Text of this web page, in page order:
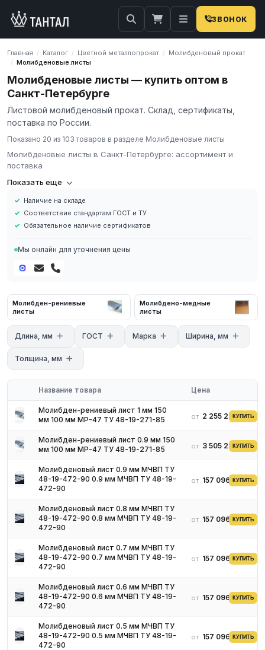
ЗВОНОК
Главная / Каталог / Цветной металлопрокат / Молибденовый прокат
/ Молибденовые листы
Молибденовые листы — купить оптом в
Санкт-Петербурге
Листовой молибденовый прокат. Склад, сертификаты,
поставка по России.
Показано 20 из 103 товаров в разделе Молибденовые листы
Молибденовые листы в Санкт-Петербурге: ассортимент и
поставка
Молибденовые листы: ассортимент и поставка
тепловых экранов вакуумных печей, отражателей, диафрагм и
плоских заготовок под механическую и лазерную обработку.
Стандарт **ГОСТ 18907-73**.
ГК «Тантал» поставляет молибденовые листы со склада. Марки
молибден-рениевые листы (повышенная пластичность),
Технические характеристики
- Марки: МЧ, МЧВП, М-5, М-7, М-10, МД40
- Стандарт: ГОСТ 18907-73
- Температура эксплуатации: в защитной атмосфере/
вакууме до 1800–2000 °C
Применение
- Тепловые экраны и отражатели горячей зоны вакуумных и
индукционных печей
- Диафрагмы и шторки в вакуумном напылительном
оборудовании
- Подложки в высокотемпературной металлургии
- Прокладки и разделители в печах с несколькими рабочими
зонами
- Заготовки под лазерную, эрозионную или механическую
резку
Условия поставки
- Паспорт и сертификат на партию
- Резка листов в заданный формат — по запросу
Показать еще
Наличие на складе
Соответствие стандартам ГОСТ и ТУ
Обязательное наличие сертификатов
Мы онлайн для уточнения цены
Молибден-рениевые
листы
Молибдено-медные
листы
Длина, мм ГОСТ Марка Ширина, мм
Толщина, мм
Название товара Цена
Молибден-рениевый лист 1 мм 150
мм 100 мм МР-47 ТУ 48-19-271-85
от 2 255 220 ₽КУПИТЬ
Молибден-рениевый лист 0.9 мм 150
мм 100 мм МР-47 ТУ 48-19-271-85
от 3 505 290 ₽КУПИТЬ
Молибденовый лист 0.9 мм МЧВП ТУ
48-19-472-90 0.9 мм МЧВП ТУ 48-19-
472-90
от 157 096 ₽КУПИТЬ
Молибденовый лист 0.8 мм МЧВП ТУ
48-19-472-90 0.8 мм МЧВП ТУ 48-19-
472-90
от 157 096 ₽КУПИТЬ
Молибденовый лист 0.7 мм МЧВП ТУ
48-19-472-90 0.7 мм МЧВП ТУ 48-19-
472-90
от 157 096 ₽КУПИТЬ
Молибденовый лист 0.6 мм МЧВП ТУ
48-19-472-90 0.6 мм МЧВП ТУ 48-19-
472-90
от 157 096 ₽КУПИТЬ
Молибденовый лист 0.5 мм МЧВП ТУ
48-19-472-90 0.5 мм МЧВП ТУ 48-19-
472-90
от 157 096 ₽КУПИТЬ